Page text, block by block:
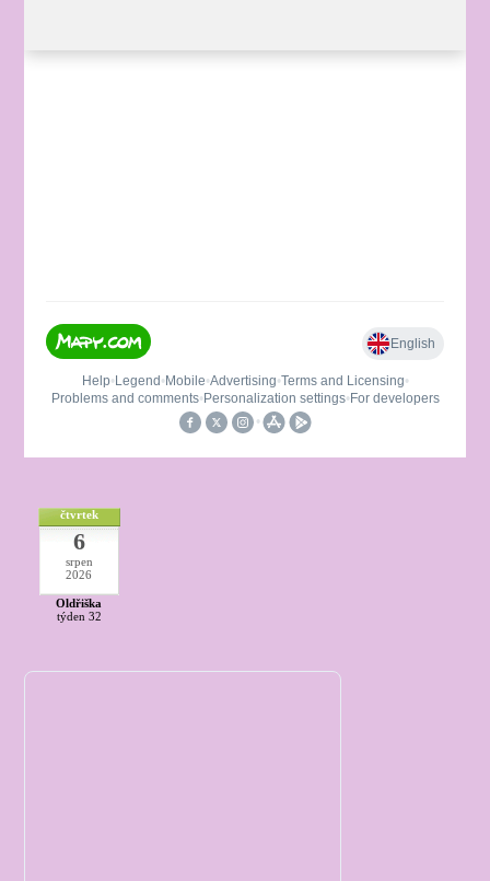
čtvrtek
6
srpen
2026
Oldřiška
týden 32